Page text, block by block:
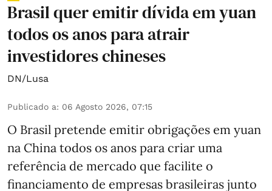
Brasil quer emitir dívida em yuan
todos os anos para atrair
investidores chineses
DN/Lusa
Publicado a: 06 Agosto 2026, 07:15
O Brasil pretende emitir obrigações em yuan
na China todos os anos para criar uma
referência de mercado que facilite o
financiamento de empresas brasileiras junto